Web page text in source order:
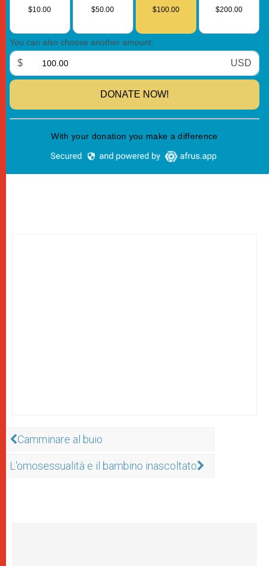
Camminare al buio
L'omosessualità e il bambino inascoltato